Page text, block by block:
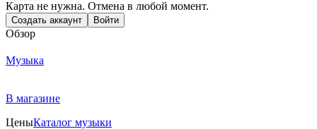
Карта не нужна. Отмена в любой момент.
Создать аккаунт Войти
Обзор
Музыка
В магазине
ЦеныКаталог музыки